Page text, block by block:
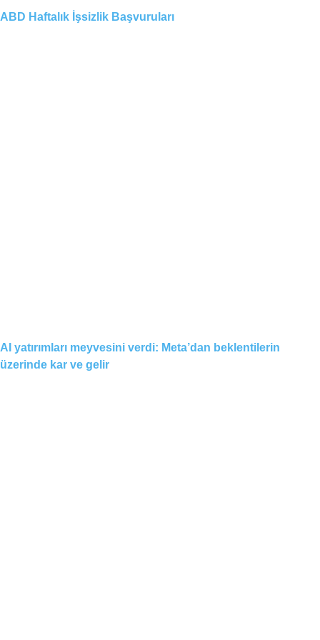
ABD Haftalık İşsizlik Başvuruları
AI yatırımları meyvesini verdi: Meta’dan beklentilerin
üzerinde kar ve gelir